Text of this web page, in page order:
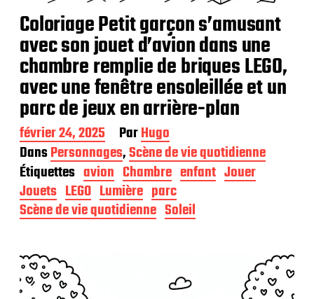
Coloriage Petit garçon s’amusant
avec son jouet d’avion dans une
chambre remplie de briques LEGO,
avec une fenêtre ensoleillée et un
parc de jeux en arrière-plan
D
a
t
e
d
e
p
l
i
c
février 24, 2025 ParHugo
DansPersonnages,Scène de vie quotidienne
Étiquettes avion Chambre enfant Jouer
Jouets LEGO Lumière parc
Scène de vie quotidienne Soleil